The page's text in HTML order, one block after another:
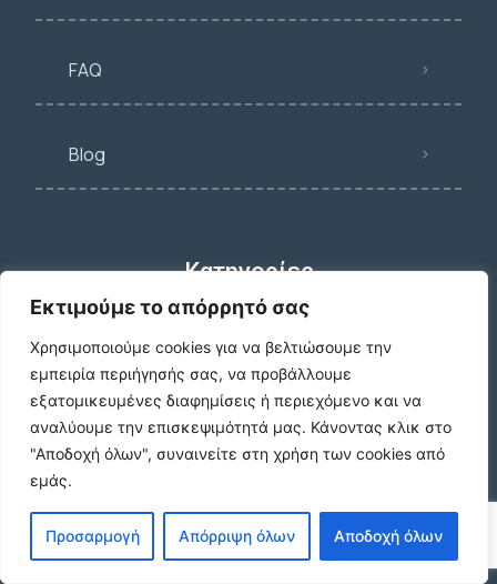
Εκτιμούμε το απόρρητό σας
Χρησιμοποιούμε cookies για να βελτιώσουμε την
εμπειρία περιήγησής σας, να προβάλλουμε
εξατομικευμένες διαφημίσεις ή περιεχόμενο και να
αναλύουμε την επισκεψιμότητά μας. Κάνοντας κλικ στο
"Αποδοχή όλων", συναινείτε στη χρήση των cookies από
εμάς.
Προσαρμογή Απόρριψη όλων Αποδοχή όλων
FAQ
Blog
Κατηγορίες
Κατοικία
Γη
Επαγγ. Στέγη